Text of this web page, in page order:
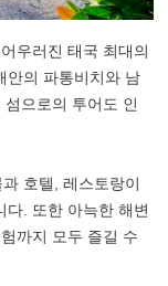
우러진 태국 최대의
안의 파통비치와 남
으로의 투어도 인
호텔, 레스토랑이
다. 또한 아늑한 해변
까지 모두 즐길 수